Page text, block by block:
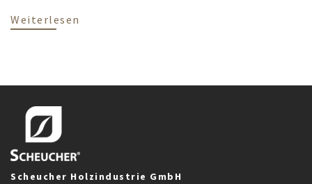
Weiterlesen
Scheucher Holzindustrie GmbH